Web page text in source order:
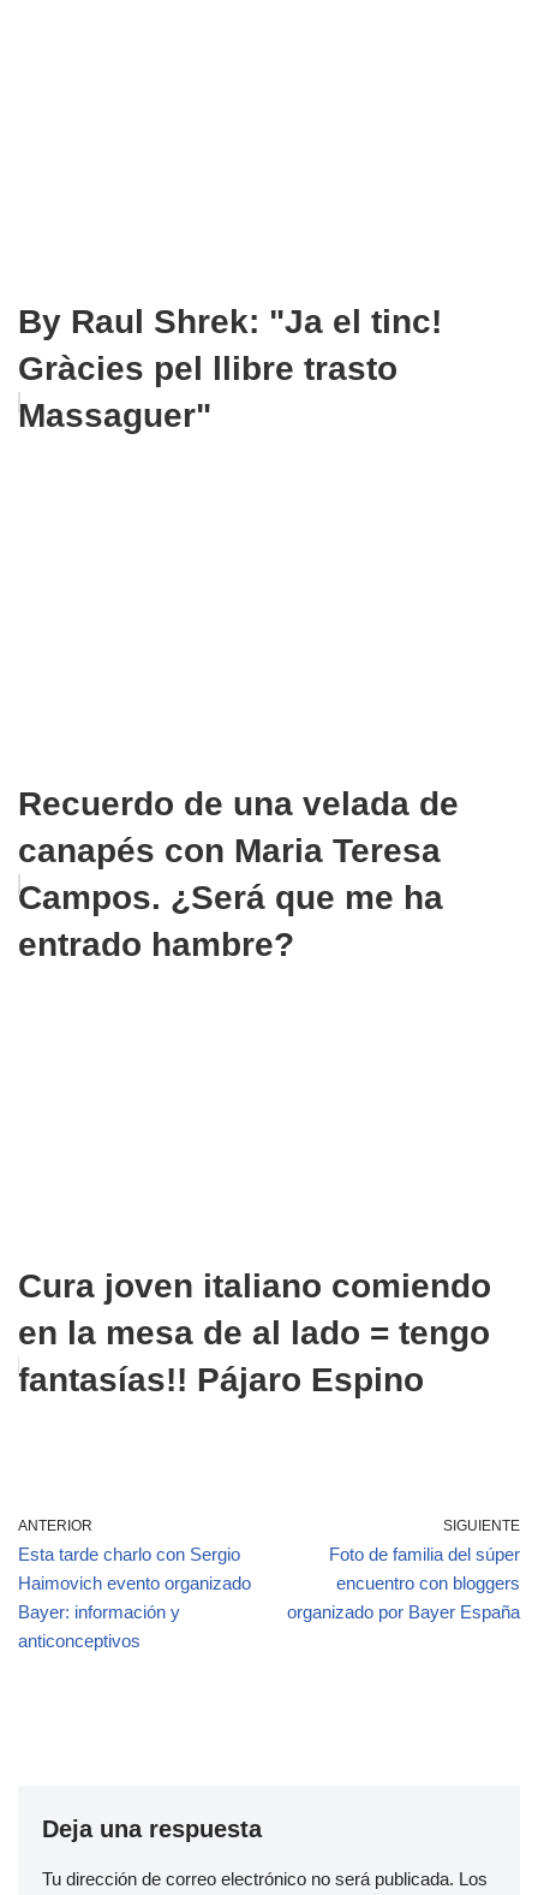
By Raul Shrek: "Ja el tinc!
Gràcies pel llibre trasto
Massaguer"
Recuerdo de una velada de
canapés con Maria Teresa
Campos. ¿Será que me ha
entrado hambre?
Cura joven italiano comiendo
en la mesa de al lado = tengo
fantasías!! Pájaro Espino
ANTERIOR
Esta tarde charlo con Sergio
Haimovich evento organizado
Bayer: información y
anticonceptivos
SIGUIENTE
Foto de familia del súper
encuentro con bloggers
organizado por Bayer España
Deja una respuesta
Tu dirección de correo electrónico no será publicada. Los